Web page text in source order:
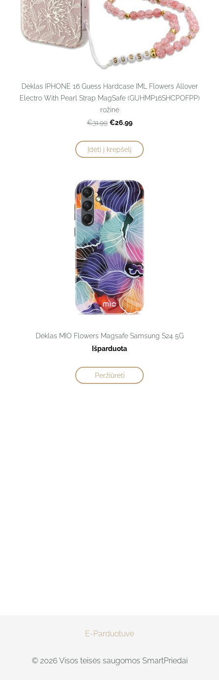
Dėklas IPHONE 16 Guess Hardcase IML Flowers Allover
Electro With Pearl Strap MagSafe (GUHMP16SHCPOFPP)
rožinė
€31.99 €26.99
Įdėti į krepšelį
Dėklas MIO Flowers Magsafe Samsung S24 5G
Išparduota
Peržiūrėti
E-Parduotuvė
© 2026 Visos teisės saugomos SmartPriedai